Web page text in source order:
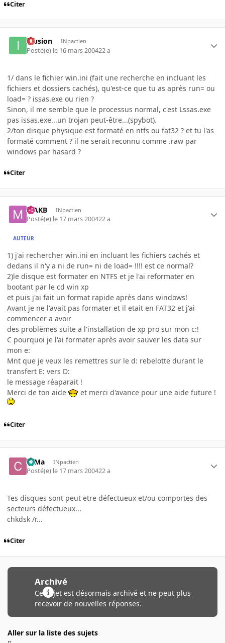
Citer
Illusion INpactien
Posté(e) le 16 mars 200422 a
1/ dans le fichier win.ini (fait une recherche en incluant les
fichiers et dossiers cachés), qu'est-ce que tu as après run= ou
load= ? issas.exe ou rien ?
Sinon, il me semble que le processus normal, c'est Lssas.exe
pas issas.exe...un trojan peut-être...(spybot).
2/ton disque physique est formaté en ntfs ou fat32 ? et tu l'as
formaté comment ? il ne serait reconnu comme .raw par
windows par hasard ?
Citer
MAKB INpactien
Posté(e) le 17 mars 200422 a
AUTEUR
1) j'ai rechercher win.ini en incluant les fichiers cachés et
dedans il n'y a ni de run= ni de load= !!!! est ce normal?
2)le disque est formater en NTFS et je l'ai reformater en
bootant par le cd win xp
et puis j'ai fait un format rapide après dans windows!
Avant je ne l'avait pas formater et il etait en FAT32 et j'ai
commencer a avoir
des problèmes suite a l'installation de xp pro sur mon c:!
C pourquoi je l'ai formater après avoir sauver les data sur
mon e:
Mnt que je veux les remettres sur le d: rebelotte durant le
transfert E: vers D:
le message réaparait !
Merci de ton aide
et merci d'avance pour une aide future !
Citer
c0Ma INpactien
Posté(e) le 17 mars 200422 a
Tes disques sont peut etre défectueux et/ou comportes des
secteurs défectueux...
chkdsk /r...
Citer
Archivé
Ce sujet est désormais archivé et ne peut plus
recevoir de nouvelles réponses.
Aller sur la liste des sujets